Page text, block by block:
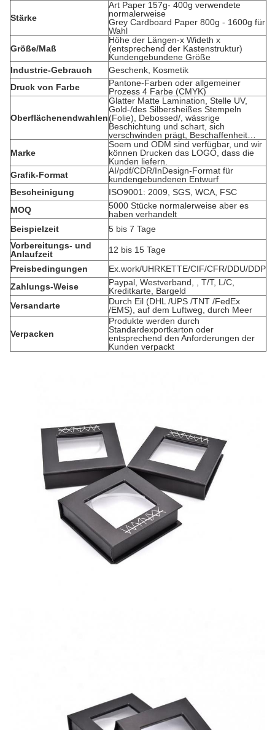
Stärke
Art Paper 157g- 400g verwendete
normalerweise
Grey Cardboard Paper 800g - 1600g für
Wahl
Größe/Maß
Höhe der Längen-x Wideth x
(entsprechend der Kastenstruktur)
Kundengebundene Größe
Industrie-Gebrauch
Geschenk, Kosmetik
Druck von Farbe
Pantone-Farben oder allgemeiner
Prozess 4 Farbe (CMYK)
Oberflächenendwahlen
Glatter Matte Lamination, Stelle UV,
Gold-/des Silbersheißes Stempeln
(Folie), Debossed/, wässrige
Beschichtung und schart, sich
verschwinden prägt, Beschaffenheit…
Marke
Soem und ODM sind verfügbar, und wir
können Drucken das LOGO, dass die
Kunden liefern.
Grafik-Format
AI/pdf/CDR/InDesign-Format für
kundengebundenen Entwurf
Bescheinigung
ISO9001: 2009, SGS, WCA, FSC
MOQ
5000 Stücke normalerweise aber es
haben verhandelt
Beispielzeit
5 bis 7 Tage
Vorbereitungs- und
Anlaufzeit
12 bis 15 Tage
Preisbedingungen
Ex.work/UHRKETTE/CIF/CFR/DDU/DDP
Zahlungs-Weise
Paypal, Westverband, , T/T, L/C,
Kreditkarte, Bargeld
Versandarte
Durch Eil (DHL /UPS /TNT /FedEx
/EMS), auf dem Luftweg, durch Meer
Verpacken
Produkte werden durch
Standardexportkarton oder
entsprechend den Anforderungen der
Kunden verpackt